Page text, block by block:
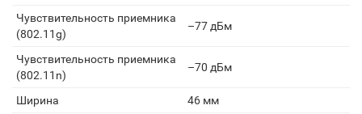
Чувствительность приемника
(802.11g)
–77 дБм
Чувствительность приемника
(802.11n)
–70 дБм
Ширина
46 мм